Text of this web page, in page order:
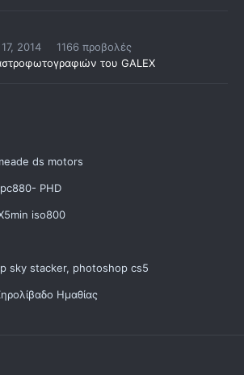
2014
1166 προβολές
του GALEX
ds motors
PHD
iso800
sky stacker, photoshop cs5
Ημαθίας